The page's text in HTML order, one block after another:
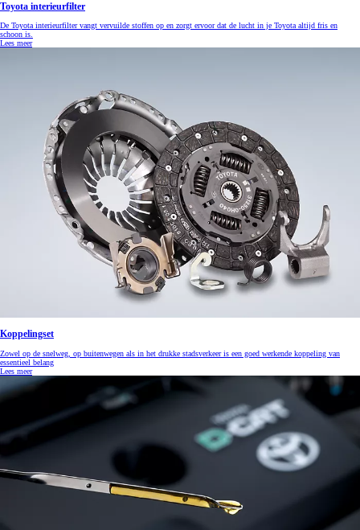
Toyota interieurfilter
De Toyota interieurfilter vangt vervuilde stoffen op en zorgt ervoor dat de lucht in je Toyota altijd fris en
schoon is.
Lees meer
Koppelingset
Zowel op de snelweg, op buitenwegen als in het drukke stadsverkeer is een goed werkende koppeling van
essentieel belang
Lees meer